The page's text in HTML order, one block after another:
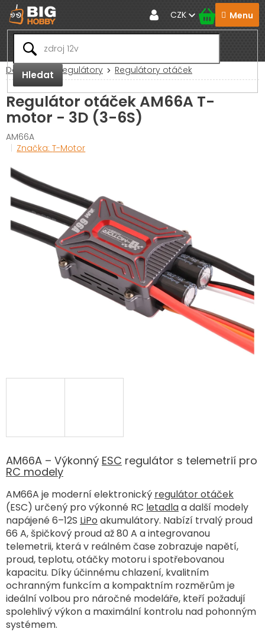
Přejít
na
obsah
Hledat
CZK
Domů RC Regulátory Regulátory otáček
Regulátor otáček AM66A T-
motor - 3D (3-6S)
AM66A
Značka:T-Motor
AM66A – Výkonný ESC regulátor s telemetrií pro
RC modely
AM66A je moderní elektronický regulátor otáček
(ESC) určený pro výkonné RC letadlaa další modely
napájené 6–12S LiPo akumulátory. Nabízí trvalý proud
66 A, špičkový proud až 80 A a integrovanou
telemetrii, která v reálném čase zobrazuje napětí,
proud, teplotu, otáčky motoru i spotřebovanou
kapacitu. Díky účinnému chlazení, kvalitním
ochranným funkcím a kompaktním rozměrům je
ideální volbou pro náročné modeláře, kteří požadují
spolehlivý výkon a maximální kontrolu nad pohonným
systémem.